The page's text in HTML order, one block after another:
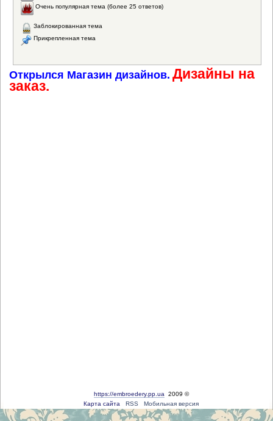
Очень популярная тема (более 25 ответов)
Заблокированная тема
Прикрепленная тема
Открылся Магазин дизайнов. Дизайны на
заказ.
https://embroedery.pp.ua 2009 ©
Карта сайта
RSS Мобильная версия